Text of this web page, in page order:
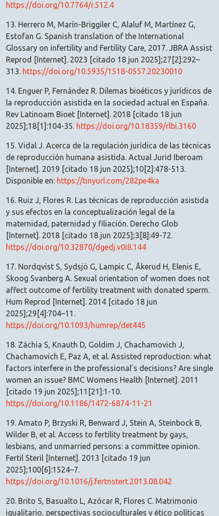
https://doi.org/10.7764/r.512.4
13. Herrero M, Marín-Briggiler C, Alaluf M, Martínez G,
Estofan G. Spanish translation of the International
Glossary on infertility and Fertility Care, 2017. JBRA Assist
Reprod [Internet]. 2023 [citado 18 jun 2025];27[2]:292–
313. https://doi.org/10.5935/1518-0557.20230010
14. Enguer P, Fernández R. Dilemas bioéticos y jurídicos de
la reproducción asistida en la sociedad actual en España.
Rev Latinoam Bioet [Internet]. 2018 [citado 18 jun
2025];18[1]:104-35. https://doi.org/10.18359/rlbi.3160
15. Vidal J. Acerca de la regulación jurídica de las técnicas
de reproducción humana asistida. Actual Jurid Iberoam
[Internet]. 2019 [citado 18 jun 2025];10[2]:478-513.
Disponible en: https://tinyurl.com/282pe4ka
16. Ruiz J, Flores R. Las técnicas de reproducción asistida
y sus efectos en la conceptualización legal de la
maternidad, paternidad y filiación. Derecho Glob
[Internet]. 2018 [citado 18 jun 2025];3[8]:49-72.
https://doi.org/10.32870/dgedj.v0i8.144
17. Nordqvist S, Sydsjö G, Lampic C, Åkerud H, Elenis E,
Skoog Svanberg A. Sexual orientation of women does not
affect outcome of fertility treatment with donated sperm.
Hum Reprod [Internet]. 2014 [citado 18 jun
2025];29[4]:704–11.
https://doi.org/10.1093/humrep/det445
18. Záchia S, Knauth D, Goldim J, Chachamovich J,
Chachamovich E, Paz A, et al. Assisted reproduction: what
factors interfere in the professional’s decisions? Are single
women an issue? BMC Womens Health [Internet]. 2011
[citado 19 jun 2025];11[21]:1-10.
https://doi.org/10.1186/1472-6874-11-21
19. Amato P, Brzyski R, Benward J, Stein A, Steinbock B,
Wilder B, et al. Access to fertility treatment by gays,
lesbians, and unmarried persons: a committee opinion.
Fertil Steril [Internet]. 2013 [citado 19 jun
2025];100[6]:1524–7.
https://doi.org/10.1016/j.fertnstert.2013.08.042
20. Brito S, Basualto L, Azócar R, Flores C. Matrimonio
igualitario, perspectivas socioculturales y ético políticas